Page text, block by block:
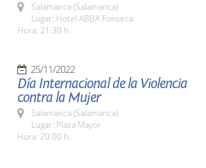
Salamanca (Salamanca)
Lugar: Hotel ABBA Fonseca
Hora: 21:30 h.
25/11/2022
Día Internacional de la Violencia
contra la Mujer
Salamanca (Salamanca)
Lugar: Plaza Mayor
Hora: 20:00 h.